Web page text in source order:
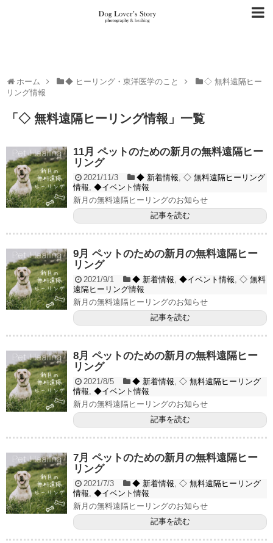
ホーム ◆ ヒーリング・東洋医学のこと
◇ 無料遠隔ヒー
リング情報
「 ◇ 無料遠隔ヒーリング情報 」 一覧
11月 ペットのための新月の無料遠隔ヒー
リング
2021/11/3 ◆ 新着情報, ◇ 無料遠隔ヒーリング
情報, ◆イベント情報
新月の無料遠隔ヒーリングのお知らせ
記事を読む
9月 ペットのための新月の無料遠隔ヒー
リング
2021/9/1 ◆ 新着情報, ◆イベント情報, ◇ 無料
遠隔ヒーリング情報
新月の無料遠隔ヒーリングのお知らせ
記事を読む
8月 ペットのための新月の無料遠隔ヒー
リング
2021/8/5 ◆ 新着情報, ◇ 無料遠隔ヒーリング
情報, ◆イベント情報
新月の無料遠隔ヒーリングのお知らせ
記事を読む
7月 ペットのための新月の無料遠隔ヒー
リング
2021/7/3 ◆ 新着情報, ◇ 無料遠隔ヒーリング
情報, ◆イベント情報
新月の無料遠隔ヒーリングのお知らせ
記事を読む